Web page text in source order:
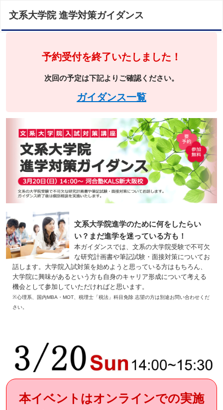
文系大学院 進学対策ガイダンス
予約受付を終了いたしました！
次回の予定は下記よりご確認ください。
ガイダンス一覧
文系大学院進学のために何をしたらい
い？まだ進学を迷っている方も！
本ガイダンスでは、文系の大学院受験で不可欠
な研究計画書や筆記試験・面接対策についてお
話します。大学院入試対策を始めようと思っている方はもちろん、
大学院に興味があるという方も自身のキャリア形成について考える
機会として参加していただければと思います。
※心理系、国内MBA・MOT、税理士「税法」科目免除 志望の方は別途お問い合わせくだ
さい。
本イベントはオンラインでの実施